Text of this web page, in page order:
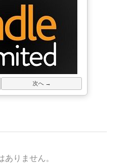
次へ →
ありません。